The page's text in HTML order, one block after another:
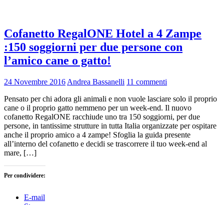
Cofanetto RegalONE Hotel a 4 Zampe
:150 soggiorni per due persone con
l’amico cane o gatto!
24 Novembre 2016 Andrea Bassanelli 11 commenti
Pensato per chi adora gli animali e non vuole lasciare solo il proprio
cane o il proprio gatto nemmeno per un week-end. Il nuovo
cofanetto RegalONE racchiude uno tra 150 soggiorni, per due
persone, in tantissime strutture in tutta Italia organizzate per ospitare
anche il proprio amico a 4 zampe! Sfoglia la guida presente
all’interno del cofanetto e decidi se trascorrere il tuo week-end al
mare, […]
Per condividere:
E-mail